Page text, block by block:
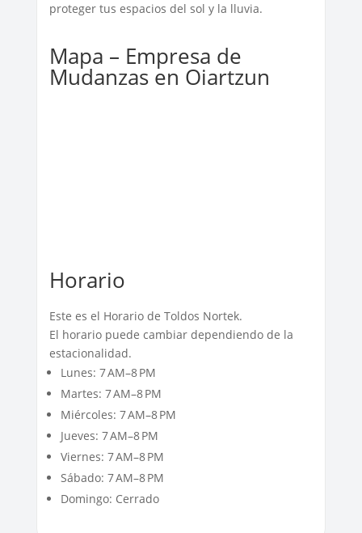
proteger tus espacios del sol y la lluvia.
Mapa – Empresa de
Mudanzas en Oiartzun
Horario
Este es el Horario de Toldos Nortek.
El horario puede cambiar dependiendo de la
estacionalidad.
Lunes: 7 AM–8 PM
Martes: 7 AM–8 PM
Miércoles: 7 AM–8 PM
Jueves: 7 AM–8 PM
Viernes: 7 AM–8 PM
Sábado: 7 AM–8 PM
Domingo: Cerrado